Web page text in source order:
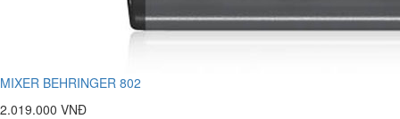
MIXER BEHRINGER 802
2.019.000 VNĐ